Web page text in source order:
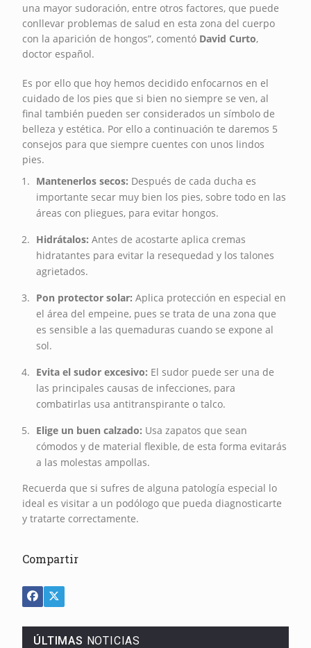
una mayor sudoración, entre otros factores, que puede
conllevar problemas de salud en esta zona del cuerpo
con la aparición de hongos”, comentó David Curto,
doctor español.
Es por ello que hoy hemos decidido enfocarnos en el
cuidado de los pies que si bien no siempre se ven, al
final también pueden ser considerados un símbolo de
belleza y estética. Por ello a continuación te daremos 5
consejos para que siempre cuentes con unos lindos
pies.
Mantenerlos secos: Después de cada ducha es
importante secar muy bien los pies, sobre todo en las
áreas con pliegues, para evitar hongos.
Hidrátalos: Antes de acostarte aplica cremas
hidratantes para evitar la resequedad y los talones
agrietados.
Pon protector solar: Aplica protección en especial en
el área del empeine, pues se trata de una zona que
es sensible a las quemaduras cuando se expone al
sol.
Evita el sudor excesivo: El sudor puede ser una de
las principales causas de infecciones, para
combatirlas usa antitranspirante o talco.
Elige un buen calzado: Usa zapatos que sean
cómodos y de material flexible, de esta forma evitarás
a las molestas ampollas.
Recuerda que si sufres de alguna patología especial lo
ideal es visitar a un podólogo que pueda diagnosticarte
y tratarte correctamente.
Compartir
ÚLTIMAS NOTICIAS